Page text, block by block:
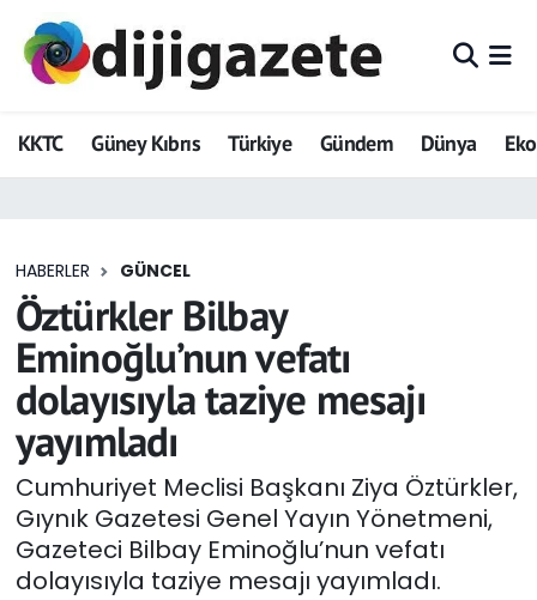
KKTC Güney Kıbrıs Türkiye Gündem Dünya
HABERLER GÜNCEL
Öztürkler Bilbay
Eminoğlu’nun vefatı
dolayısıyla taziye mesajı
yayımladı
Cumhuriyet Meclisi Başkanı Ziya Öztürkler,
Gıynık Gazetesi Genel Yayın Yönetmeni,
Gazeteci Bilbay Eminoğlu’nun vefatı
dolayısıyla taziye mesajı yayımladı.
ADVERTORIAL
Dijigazete
Eğitim
Ekonomi
Foto Galeri
GEZİ
Güncel
Gündem
Hava Durumu
Trafik Durumu
Tüm Manşetler
Son Dakika Haberleri
Haber Arşivi